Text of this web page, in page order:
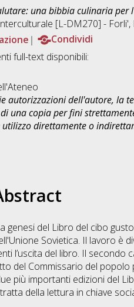
una bibbia culinaria per
[L-DM270] - Forli',
Condividi
full-text disponibili:
autorizzazioni dell'autore, la
una copia per fini
direttamente o
del Libro del cibo
Sovietica. Il lavoro è
l’uscita del libro. Il secondo
del Commissario del popolo
più importanti edizioni del
della lettura in chiave